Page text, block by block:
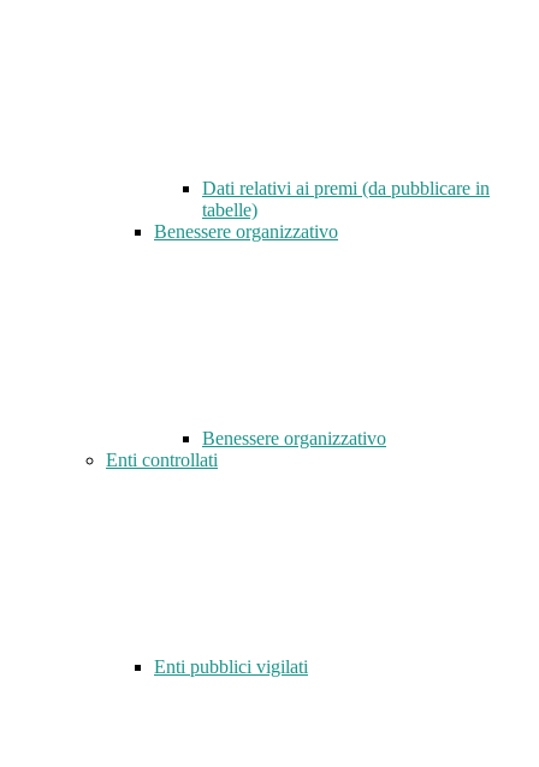
Dati relativi ai premi (da pubblicare in
tabelle)
Benessere organizzativo
Benessere organizzativo
Enti controllati
Enti pubblici vigilati